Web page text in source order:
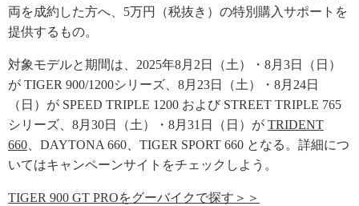
両を成約した方へ、5万円（税抜き）の特別購入サポートを
提供するもの。
対象モデルと期間は、2025年8月2日（土）・8月3日（日）
が TIGER 900/1200シリーズ、8月23日（土）・8月24日
（日）が SPEED TRIPLE 1200 および STREET TRIPLE 765
シリーズ、8月30日（土）・8月31日（日）が TRIDENT
660 、DAYTONA 660、TIGER SPORT 660 となる。詳細につ
いてはキャンペーンサイトをチェックしよう。
TIGER 900 GT PROをグーバイクで探す＞＞